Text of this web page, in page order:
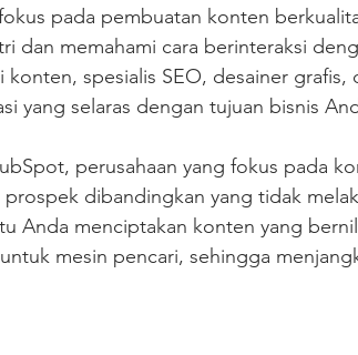
pada pembuatan konten
dan memahami cara berinteraksi
konten, spesialis SEO, desainer
yang selaras dengan tujuan bisnis
perusahaan yang fokus pada
dibandingkan yang tidak
Anda menciptakan konten yang
mesin pencari, sehingga